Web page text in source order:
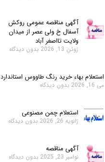
آگهی مناقصه عمومی روکش
آسفال خ ولی عصر از میدان
ولایت تااصغر آباد
ژوئن 13, 2026 بدون دیدگاه
استعلام بهاء خرید رنگ طاووس استاندارد
می 16, 2026 بدون دیدگاه
استعلام چمن مصنوعی
ژانویه 26, 2026 بدون دیدگاه
آگهی مناقصه
نوامبر 23, 2025 بدون دیدگاه